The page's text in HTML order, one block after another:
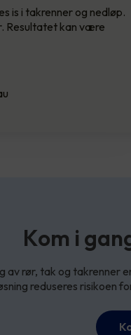
is i takrenner og nedløp.
Resultatet kan være
Kom i
av rør, tak og takrenner
reduseres risikoen